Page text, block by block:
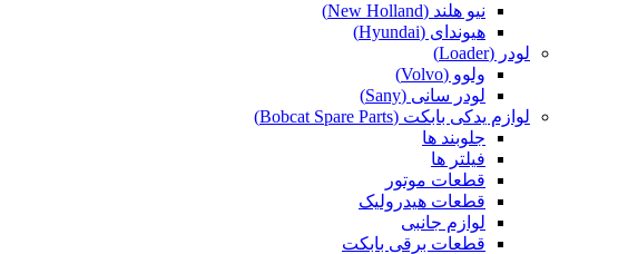
نیو هلند (New Holland)
هیوندای (Hyundai)
لودر (Loader)
ولوو (Volvo)
لودر سانی (Sany)
لوازم یدکی بابکت (Bobcat Spare Parts)
جلوبند ها
فیلتر ها
قطعات موتور
قطعات هیدرولیک
لوازم جانبی
قطعات برقی بابکت